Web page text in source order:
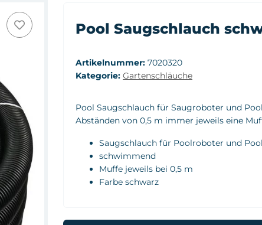
Pool Saugschlauch
Artikelnummer: 7020320
Kategorie: Gartenschläuche
Pool Saugschlauch für Saugroboter und
Abständen von 0,5 m immer jeweils eine
Saugschlauch für Poolroboter und
schwimmend
Muffe jeweils bei 0,5 m
Farbe schwarz